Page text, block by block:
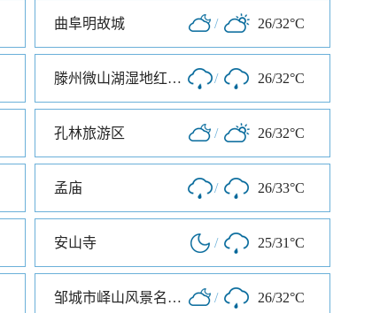
曲阜明故城 / 26/32°C
滕州微山湖湿地红荷旅游风景区 / 26/32°C
孔林旅游区 / 26/32°C
孟庙 / 26/33°C
安山寺 / 25/31°C
邹城市峄山风景名胜区 / 26/32°C